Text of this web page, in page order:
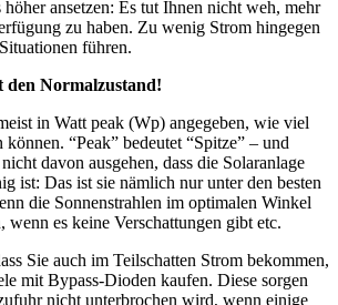
ansetzen: Es tut Ihnen nicht weh, mehr
zu haben. Zu wenig Strom hingegen
führen.
den Normalzustand!
in Watt peak (Wp) angegeben, wie viel
“Peak” bedeutet “Spitze” – und
davon ausgehen, dass die Solaranlage
ist: Das ist sie nämlich nur unter den besten
die Sonnenstrahlen im optimalen Winkel
wenn es keine Verschattungen gibt etc.
Sie auch im Teilschatten Strom bekommen,
mit Bypass-Dioden kaufen. Diese sorgen
nicht unterbrochen wird, wenn einige